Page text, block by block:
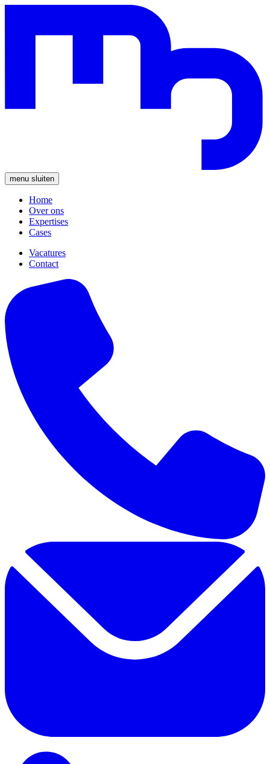
menu sluiten
Home
Over ons
Expertises
Cases
Vacatures
Contact